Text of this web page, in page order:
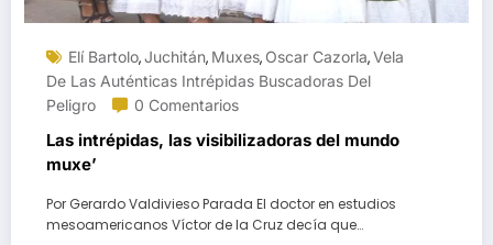
Elí Bartolo,Juchitán, Muxes, Oscar Cazorla,Vela
De Las Auténticas Intrépidas Buscadoras Del
Peligro
0 Comentarios
Las intrépidas, las visibilizadoras del mundo
muxe’
Por Gerardo Valdivieso Parada El doctor en estudios
mesoamericanos Víctor de la Cruz decía que…